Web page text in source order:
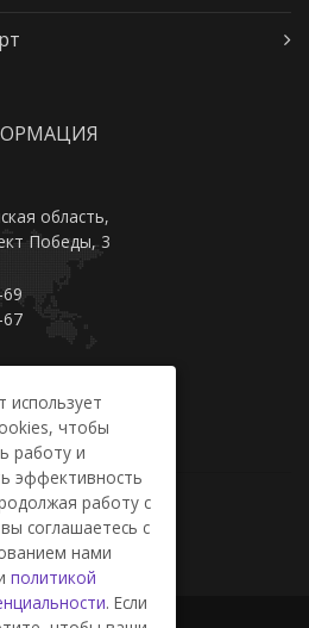
область,
Победы, 3
использует
чтобы
работу и
эффективность
работу с
соглашаетесь с
нами
политикой
. Если